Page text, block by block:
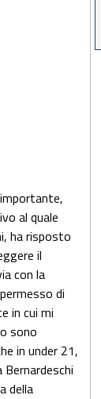
al quale
ha risposto
il
con la
di
in cui mi
sono
in under 21,
della